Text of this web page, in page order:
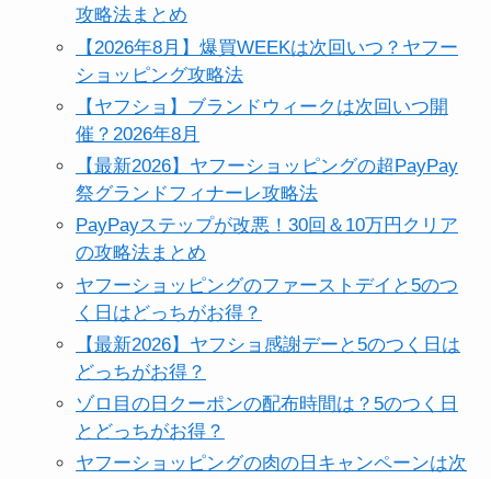
攻略法まとめ
【2026年8月】爆買WEEKは次回いつ？ヤフー
ショッピング攻略法
【ヤフショ】ブランドウィークは次回いつ開
催？2026年8月
【最新2026】ヤフーショッピングの超PayPay
祭グランドフィナーレ攻略法
PayPayステップが改悪！30回＆10万円クリア
の攻略法まとめ
ヤフーショッピングのファーストデイと5のつ
く日はどっちがお得？
【最新2026】ヤフショ感謝デーと5のつく日は
どっちがお得？
ゾロ目の日クーポンの配布時間は？5のつく日
とどっちがお得？
ヤフーショッピングの肉の日キャンペーンは次